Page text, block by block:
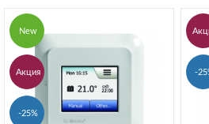
New
Акция
-25%
-